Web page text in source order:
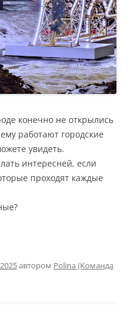
конечно не открылись
работают городские
увидеть.
интересней, если
проходят каждые
автором Polina (Команда